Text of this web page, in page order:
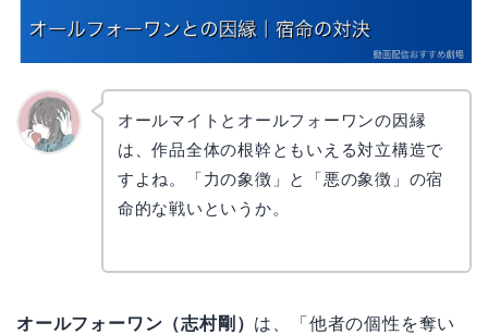
オールマイトとオールフォーワンの因縁
は、作品全体の根幹ともいえる対立構造で
すよね。「力の象徴」と「悪の象徴」の宿
命的な戦いというか。
オールフォーワン（志村剛） は、「他者の個性を奪い